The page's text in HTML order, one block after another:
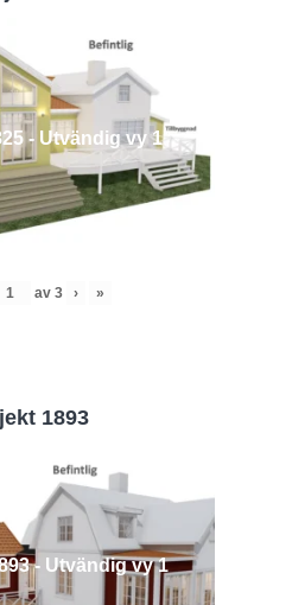
- Utvändig vy 1
av 3 › »
1893
- Utvändig vy 1